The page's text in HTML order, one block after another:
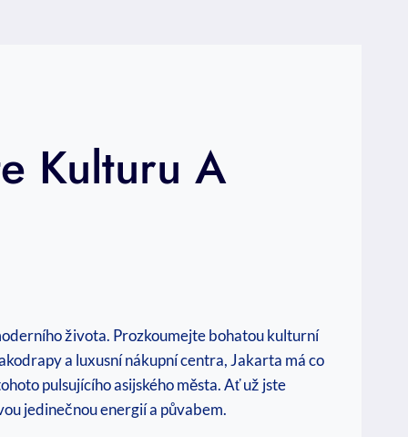
Kulturu A
života. Prozkoumejte bohatou kulturní
a luxusní nákupní centra, Jakarta má co
pulsujícího asijského města. Ať už jste
jedinečnou energií a půvabem.